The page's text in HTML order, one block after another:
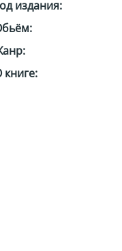
издания:
книге: